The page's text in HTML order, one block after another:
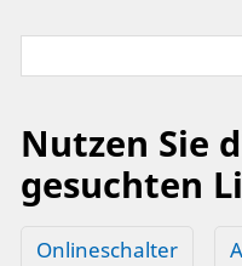
Nutzen Sie
gesuchten
Onlineschalter